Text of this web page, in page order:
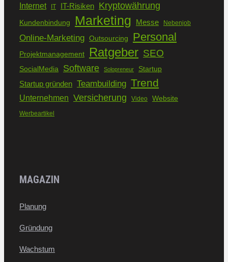
Internet IT IT-Risiken Kryptowährung
Kundenbindung Marketing Messe Nebenjob
Online-Marketing Outsourcing Personal
Projektmanagement Ratgeber SEO
SocialMedia Software Solopreneur Startup
Startup gründen Teambuilding Trend
Unternehmen Versicherung Video Website
Werbeartikel
MAGAZIN
Planung
Gründung
Wachstum